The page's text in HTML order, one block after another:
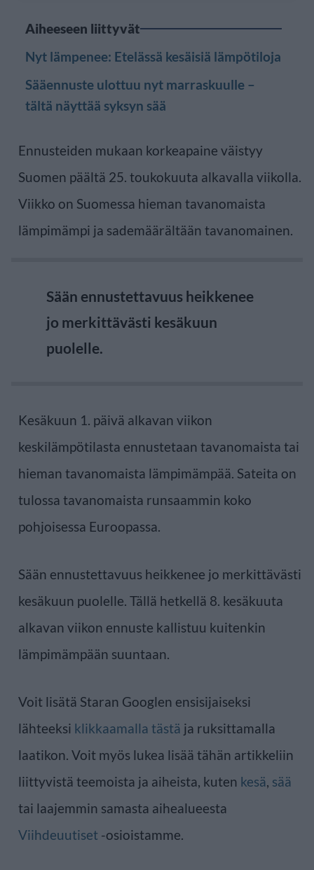
Aiheeseen liittyvät
Nyt lämpenee: Etelässä kesäisiä lämpötiloja
Sääennuste ulottuu nyt marraskuulle –
tältä näyttää syksyn sää
Ennusteiden mukaan korkeapaine väistyy
Suomen päältä 25. toukokuuta alkavalla viikolla.
Viikko on Suomessa hieman tavanomaista
lämpimämpi ja sademäärältään tavanomainen.
Sään ennustettavuus heikkenee
jo merkittävästi kesäkuun
puolelle.
Kesäkuun 1. päivä alkavan viikon
keskilämpötilasta ennustetaan tavanomaista tai
hieman tavanomaista lämpimämpää. Sateita on
tulossa tavanomaista runsaammin koko
pohjoisessa Euroopassa.
Sään ennustettavuus heikkenee jo merkittävästi
kesäkuun puolelle. Tällä hetkellä 8. kesäkuuta
alkavan viikon ennuste kallistuu kuitenkin
lämpimämpään suuntaan.
Voit lisätä Staran Googlen ensisijaiseksi
lähteeksi klikkaamalla tästä ja ruksittamalla
laatikon. Voit myös lukea lisää tähän artikkeliin
liittyvistä teemoista ja aiheista, kuten kesä, sää
tai laajemmin samasta aihealueesta
Viihdeuutiset -osioistamme.